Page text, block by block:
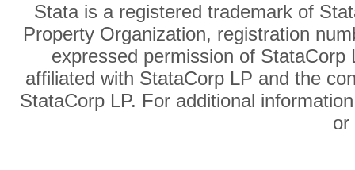
Stata is a registered trademark of
Property Organization, registration
expressed permission of
affiliated with StataCorp LP and the
StataCorp LP. For additional
or